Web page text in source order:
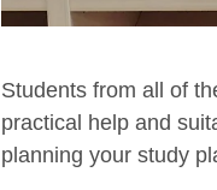
Students from all of
practical help and
planning your study